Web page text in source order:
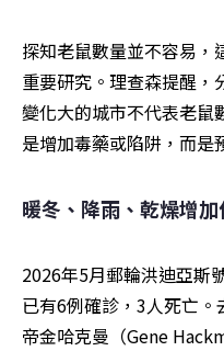
探知老鼠數量並不容易，
重要研究。理查森提醒，
變化大的城市不代表老鼠
是增加毒藥或陷阱，而是
暖冬、降雨、乾燥增
2026年5月郵輪洪迪亞斯
已有6例確診，3人死亡
帝金哈克曼（Gene